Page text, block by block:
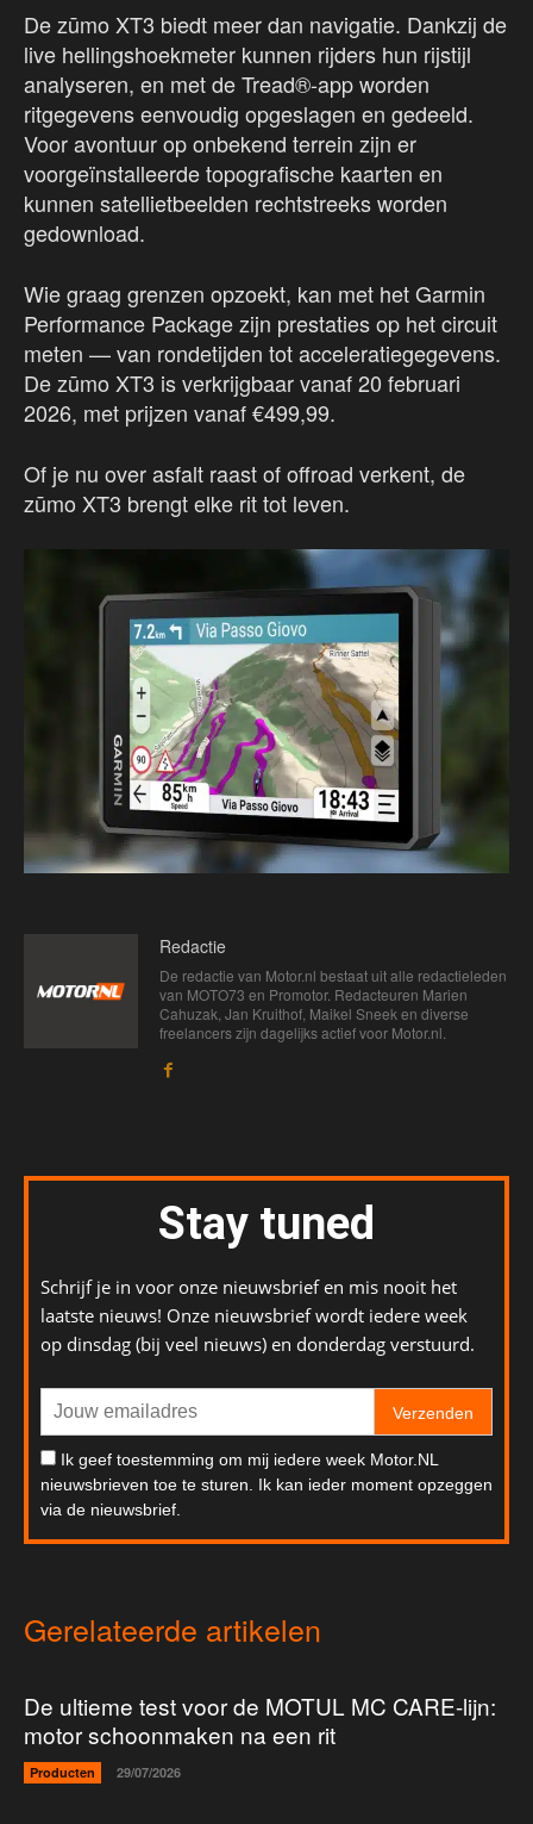
De zūmo XT3 biedt meer dan navigatie. Dankzij de
live hellingshoekmeter kunnen rijders hun rijstijl
analyseren, en met de Tread®-app worden
ritgegevens eenvoudig opgeslagen en gedeeld.
Voor avontuur op onbekend terrein zijn er
voorgeïnstalleerde topografische kaarten en
kunnen satellietbeelden rechtstreeks worden
gedownload.
Wie graag grenzen opzoekt, kan met het Garmin
Performance Package zijn prestaties op het circuit
meten — van rondetijden tot acceleratiegegevens.
De zūmo XT3 is verkrijgbaar vanaf 20 februari
2026, met prijzen vanaf €499,99.
Of je nu over asfalt raast of offroad verkent, de
zūmo XT3 brengt elke rit tot leven.
Redactie
De redactie van Motor.nl bestaat uit alle redactieleden
van MOTO73 en Promotor. Redacteuren Marien
Cahuzak, Jan Kruithof, Maikel Sneek en diverse
freelancers zijn dagelijks actief voor Motor.nl.
Stay tuned
Schrijf je in voor onze nieuwsbrief en mis nooit het
laatste nieuws! Onze nieuwsbrief wordt iedere week
op dinsdag (bij veel nieuws) en donderdag verstuurd.
Verzenden
Ik geef toestemming om mij iedere week Motor.NL
nieuwsbrieven toe te sturen. Ik kan ieder moment opzeggen
via de nieuwsbrief.
Gerelateerde artikelen
De ultieme test voor de MOTUL MC CARE-lijn:
motor schoonmaken na een rit
Producten 29/07/2026